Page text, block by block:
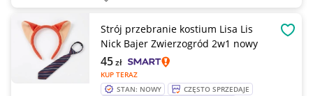
Strój przebranie kostium Lisa Lis
Nick Bajer Zwierzogród 2w1 nowy
KUP TERAZ
45zł
STAN: NOWY
CZĘSTO SPRZEDAJE